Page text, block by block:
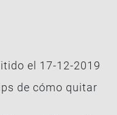
el 17-12-2019
de cómo quitar